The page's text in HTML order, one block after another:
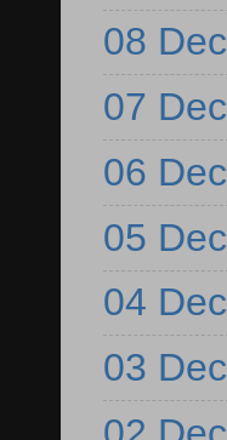
08 Dec
07 Dec
06 Dec
05 Dec
04 Dec
03 Dec